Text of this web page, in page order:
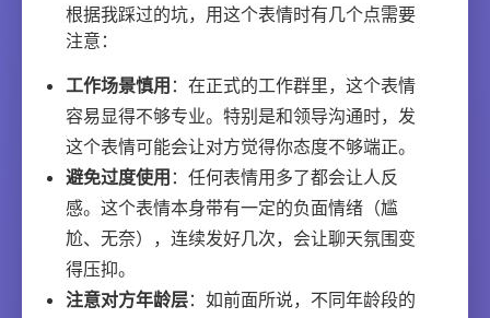
根据我踩过的坑，用这个表情时有几个点需要
注意：
工作场景慎用 ：在正式的工作群里，这个表情
容易显得不够专业。特别是和领导沟通时，发
这个表情可能会让对方觉得你态度不够端正。
避免过度使用 ：任何表情用多了都会让人反
感。这个表情本身带有一定的负面情绪（尴
尬、无奈），连续发好几次，会让聊天氛围变
得压抑。
注意对方年龄层：如前面所说，不同年龄段的